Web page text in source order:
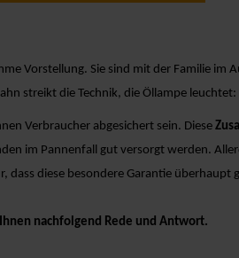
Vorstellung. Sie sind mit der Familie im
streikt die Technik, die Öllampe leuchtet:
Verbraucher abgesichert sein. Diese
im Pannenfall gut versorgt werden.
dass diese besondere Garantie überhaupt
nachfolgend Rede und Antwort.